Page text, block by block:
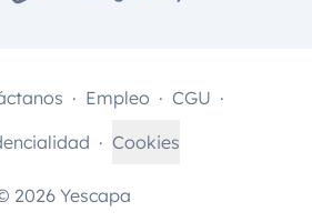
2026 Yescapa
Empleo
CGU
Cookies